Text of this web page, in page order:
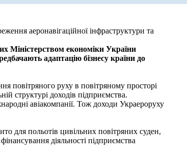
аеронавігаційної інфраструктури та
Міністерством економіки України
адаптацію бізнесу країни до
повітряного руху в повітряному просторі
структурі доходів підприємства.
авіакомпанії. Тож доходи Украероруху
для польотів цивільних повітряних суден,
діяльності підприємства